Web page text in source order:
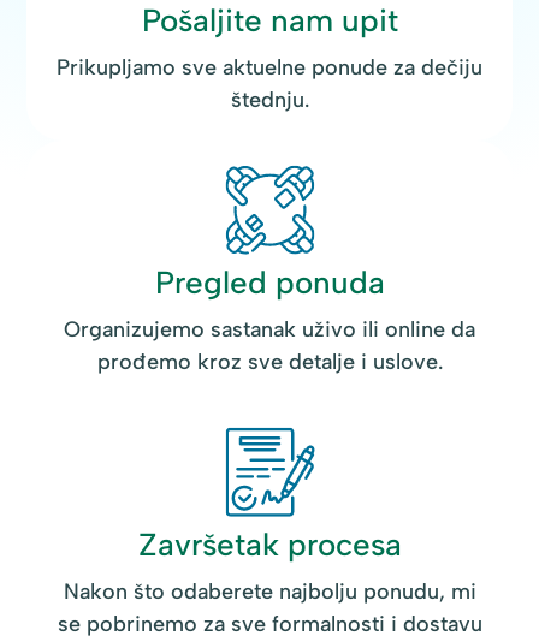
Pošaljite nam upit
Prikupljamo sve aktuelne ponude za dečiju
štednju.
Pregled ponuda
Organizujemo sastanak uživo ili online da
prođemo kroz sve detalje i uslove.
Završetak procesa
Nakon što odaberete najbolju ponudu, mi
se pobrinemo za sve formalnosti i dostavu